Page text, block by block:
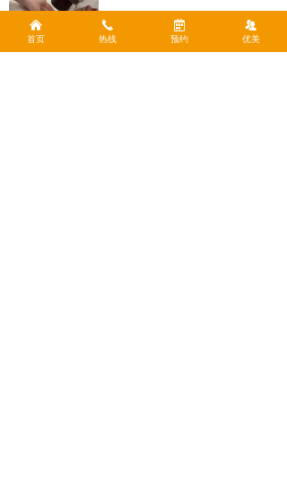
낀
首页
끅
热线
녀
预约
뀡
优美